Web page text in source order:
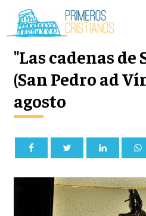
"Las cadenas de
(San Pedro ad
agosto